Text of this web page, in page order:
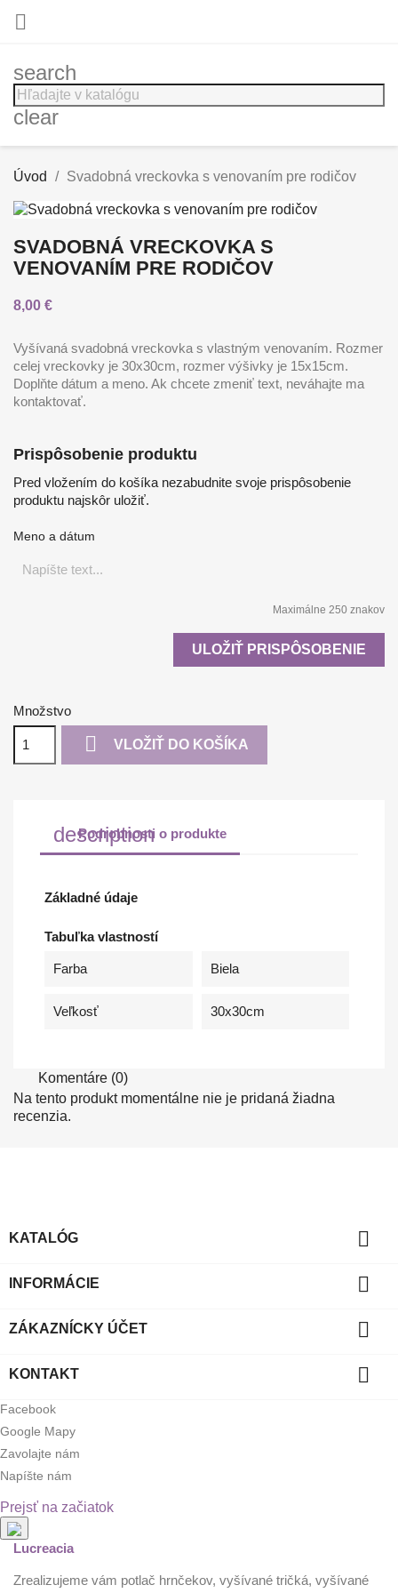

search
clear
Úvod Svadobná vreckovka s venovaním pre rodičov
SVADOBNÁ VRECKOVKA S
VENOVANÍM PRE RODIČOV
8,00 €
Vyšívaná svadobná vreckovka s vlastným venovaním. Rozmer
celej vreckovky je 30x30cm, rozmer výšivky je 15x15cm.
Doplňte dátum a meno. Ak chcete zmeniť text, neváhajte ma
kontaktovať.
Prispôsobenie produktu
Pred vložením do košíka nezabudnite svoje prispôsobenie
produktu najskôr uložiť.
Meno a dátum
Maximálne 250 znakov
ULOŽIŤ PRISPÔSOBENIE
Množstvo
 VLOŽIŤ DO KOŠÍKA
description
Podrobnosti o produkte
Základné údaje
Tabuľka vlastností
Farba Biela
Veľkosť 30x30cm
Komentáre (0)
Na tento produkt momentálne nie je pridaná žiadna
recenzia.
KATALÓG 
INFORMÁCIE 
ZÁKAZNÍCKY ÚČET 
KONTAKT 
Facebook
Google Mapy
Zavolajte nám
Napíšte nám
Prejsť na začiatok
Lucreacia
Zrealizujeme vám potlač hrnčekov, vyšívané tričká, vyšívané